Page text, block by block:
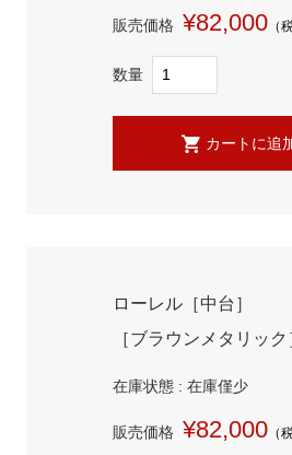
販売価格 ¥82,000 （
数量
ローレル［
［ブラウンメタリック
在庫状態 : 在庫僅少
販売価格 ¥82,000 （